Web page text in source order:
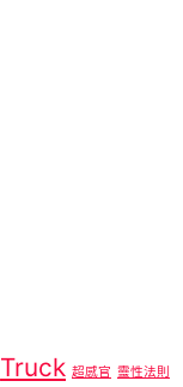
Truck 超感官 靈性法則